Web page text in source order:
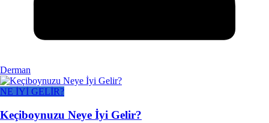
Derman
NE İYİ GELİR?
Keçiboynuzu Neye İyi Gelir?